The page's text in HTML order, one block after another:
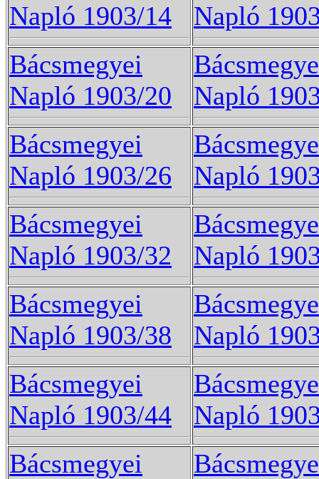
Napló 1903/14
Napló
Bácsmegyei
Napló 1903/20
Napló
Bácsmegyei
Napló 1903/26
Napló
Bácsmegyei
Napló 1903/32
Napló
Bácsmegyei
Napló 1903/38
Napló
Bácsmegyei
Napló 1903/44
Napló
Bácsmegyei